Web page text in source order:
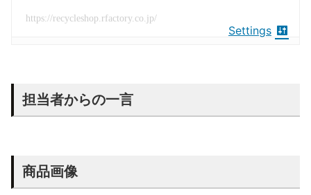
https://recycleshop.rfactory.co.jp/
Settings
担当者からの一言
商品画像